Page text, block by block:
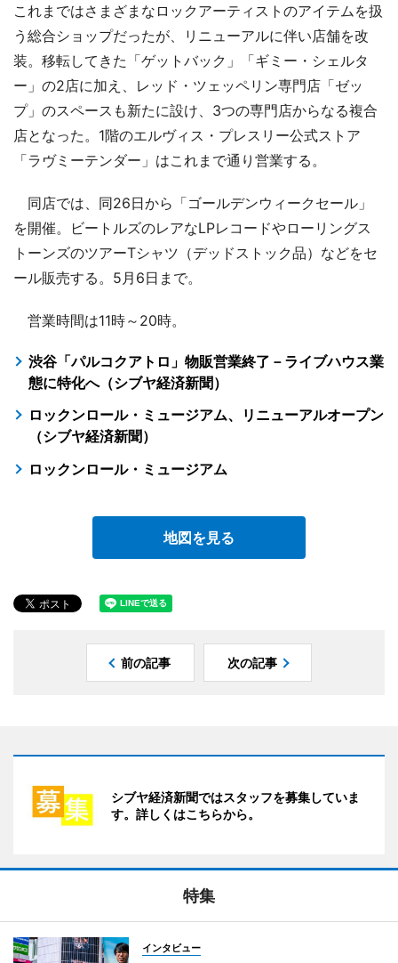
これまではさまざまなロックアーティストのアイテムを扱
う総合ショップだったが、リニューアルに伴い店舗を改
装。移転してきた「ゲットバック」「ギミー・シェルタ
ー」の2店に加え、レッド・ツェッペリン専門店「ゼッ
プ」のスペースも新たに設け、3つの専門店からなる複合
店となった。1階のエルヴィス・プレスリー公式ストア
「ラヴミーテンダー」はこれまで通り営業する。
同店では、同26日から「ゴールデンウィークセール」
を開催。ビートルズのレアなLPレコードやローリングス
トーンズのツアーTシャツ（デッドストック品）などをセ
ール販売する。5月6日まで。
営業時間は11時～20時。
渋谷「パルコクアトロ」物販営業終了－ライブハウス業
態に特化へ（シブヤ経済新聞）
ロックンロール・ミュージアム、リニューアルオープン
（シブヤ経済新聞）
ロックンロール・ミュージアム
地図を見る
前の記事 次の記事
シブヤ経済新聞ではスタッフを募集していま
す。詳しくはこちらから。
特集
インタビュー